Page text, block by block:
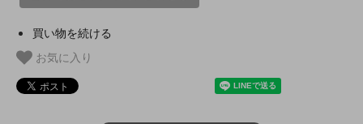
買い物を続ける
お気に入り